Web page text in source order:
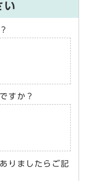
い
すか？
りましたらご記